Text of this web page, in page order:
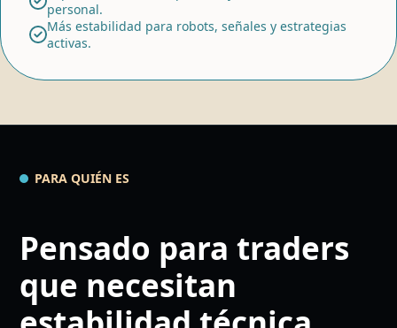
personal.
Más estabilidad para robots, señales y estrategias
activas.
PARA QUIÉN ES
Pensado para traders
que necesitan